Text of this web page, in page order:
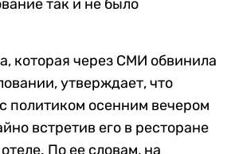
так и не было
которая через СМИ обвинила
утверждает, что
политиком осенним вечером
встретив его в ресторане
По ее словам, на